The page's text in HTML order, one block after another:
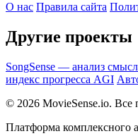
О нас Правила сайта
Другие проекты
SongSense — анализ
индекс прогресса AGI
© 2026 MovieSense.io. Все
Платформа комплексного